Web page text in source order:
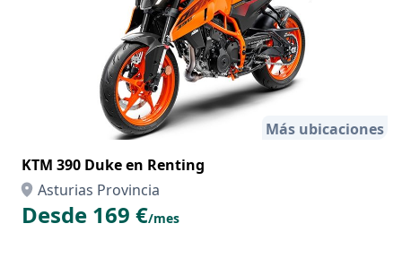
Más ubicaciones
KTM 390 Duke en Renting
Asturias Provincia
Desde 169 €/mes